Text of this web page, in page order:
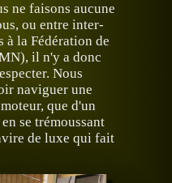
ne faisons aucune
ou entre inter-
à la Fédération de
il n'y a donc
Nous
naviguer une
que d'un
se trémoussant
de luxe qui fait